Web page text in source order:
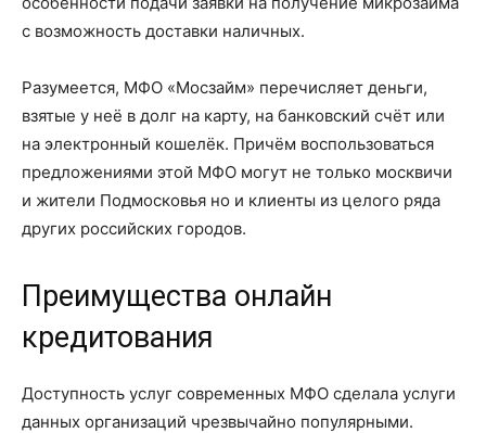
с возможность доставки наличных.
Разумеется, МФО «Мосзайм» перечисляет деньги,
взятые у неё в долг на карту, на банковский счёт или
на электронный кошелёк. Причём воспользоваться
предложениями этой МФО могут не только москвичи
и жители Подмосковья но и клиенты из целого ряда
других российских городов.
Преимущества онлайн
кредитования
Доступность услуг современных МФО сделала услуги
данных организаций чрезвычайно популярными.